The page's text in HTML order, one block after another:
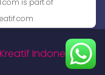
Indonesia
is part of